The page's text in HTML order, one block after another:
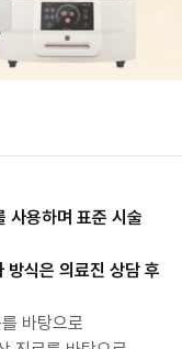
사용하며 표준 시술
방식은 의료진 상담 후
바탕으로